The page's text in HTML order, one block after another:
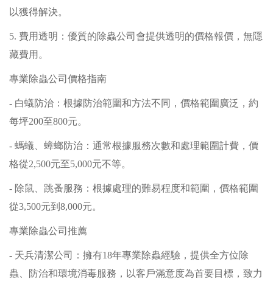
以獲得解決。
5. 費用透明：優質的除蟲公司會提供透明的價格報價，無隱
藏費用。
專業除蟲公司價格指南
- 白蟻防治：根據防治範圍和方法不同，價格範圍廣泛，約
每坪200至800元。
- 螞蟻、蟑螂防治：通常根據服務次數和處理範圍計費，價
格從2,500元至5,000元不等。
- 除鼠、跳蚤服務：根據處理的難易程度和範圍，價格範圍
從3,500元到8,000元。
專業除蟲公司推薦
- 天兵清潔公司：擁有18年專業除蟲經驗，提供全方位除
蟲、防治和環境消毒服務，以客戶滿意度為首要目標，致力